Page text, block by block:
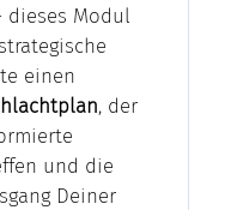
Modul
einen
, der
und die
Deiner